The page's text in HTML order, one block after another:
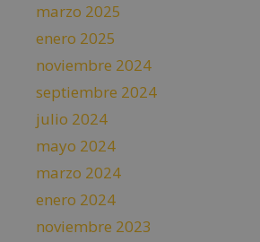
marzo 2025
enero 2025
noviembre 2024
septiembre 2024
julio 2024
mayo 2024
marzo 2024
enero 2024
noviembre 2023